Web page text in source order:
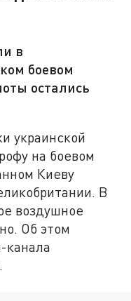
в
боевом
остались
украинской
на боевом
Киеву
В
воздушное
Об этом
канала